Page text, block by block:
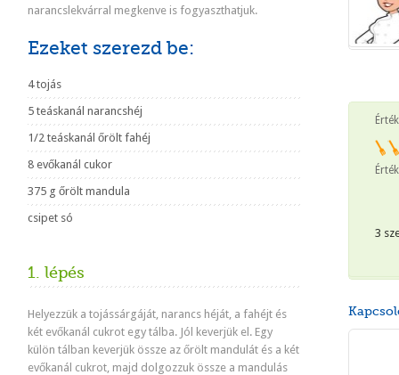
narancslekvárral megkenve is fogyaszthatjuk.
Ezeket szerezd be:
4 tojás
5 teáskanál narancshéj
1/2 teáskanál őrölt fahéj
8 evőkanál cukor
375 g őrölt mandula
csipet só
1. lépés
Helyezzük a tojássárgáját, narancs héját, a fahéjt és
két evőkanál cukrot egy tálba. Jól keverjük el. Egy
külön tálban keverjük össze az őrölt mandulát és a két
evőkanál cukrot, majd dolgozzuk össze a mandulás
3